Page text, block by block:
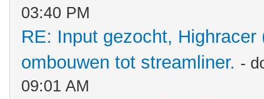
03:40 PM
RE: Input gezocht,
ombouwen tot streamliner. -
09:01 AM